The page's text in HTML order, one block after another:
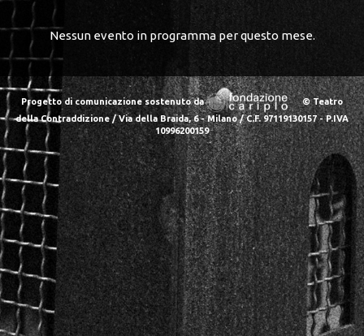
Nessun evento in programma per questo mese.
Progetto di comunicazione sostenuto da
© Teatro
della Contraddizione / Via della Braida, 6 - Milano / C.F. 97119130157 - P.IVA
10996200159